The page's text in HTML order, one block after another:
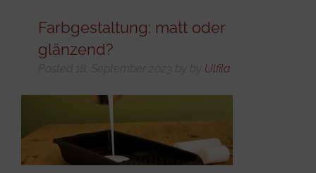
Verdünner & Reiniger
KFZ- und Bootsbedarf
Infos & Tipps
Farbgestaltung: matt oder
glänzend?
Posted 18. September 2023 by by Ulfila